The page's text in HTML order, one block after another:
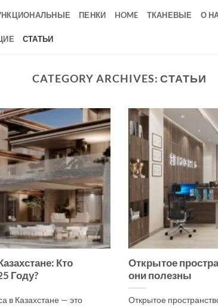
ПЕНКИ HOME ТКАНЕВЫЕ О
СТАТЬИ
CATEGORY ARCHIVES:СТАТЬИ
Кто
Году?
в Казахстане — это
Открытое
они полезны
Открытое